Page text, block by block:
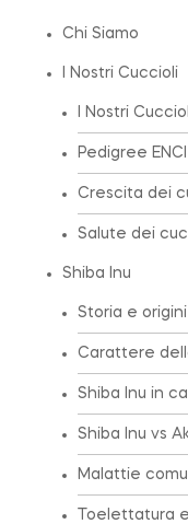
Chi Siamo
I Nostri Cuccioli
I Nostri
Pedigree ENCI
Crescita dei
Salute dei
Shiba Inu
Storia e
Carattere
Shiba Inu in
Shiba Inu vs
Malattie
Toelettatura